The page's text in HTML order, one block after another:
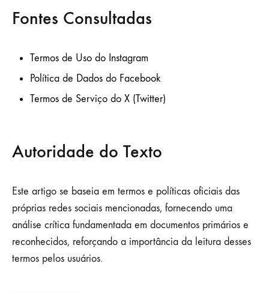
Fontes Consultadas
Termos de Uso do Instagram
Política de Dados do Facebook
Termos de Serviço do X (Twitter)
Autoridade do Texto
Este artigo se baseia em termos e políticas oficiais das
próprias redes sociais mencionadas, fornecendo uma
análise crítica fundamentada em documentos primários e
reconhecidos, reforçando a importância da leitura desses
termos pelos usuários.